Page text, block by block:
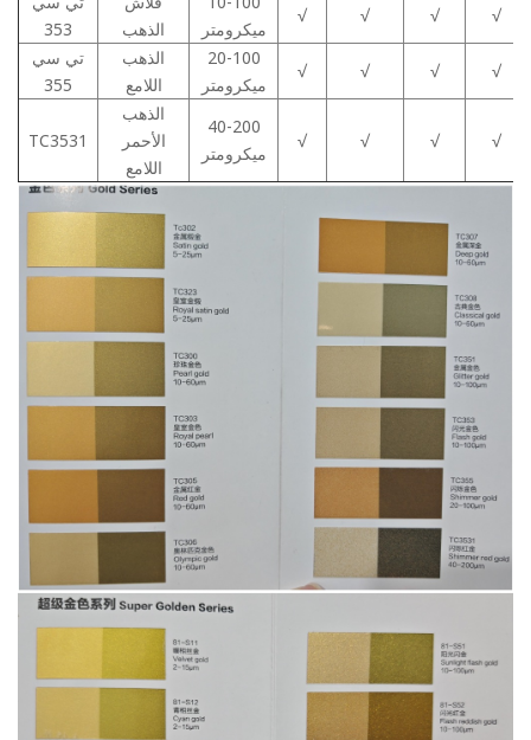
353
الذهب
ميكرومتر
√ √ √
√
تي سي
355
الذهب
اللامع
20-100
ميكرومتر
√ √ √ √
TC3531
الذهب
الأحمر
اللامع
40-200
ميكرومتر
√ √ √ √